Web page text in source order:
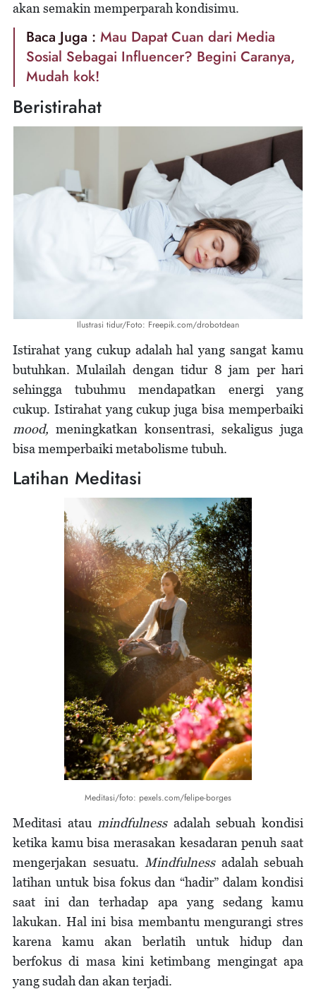
akan semakin memperparah kondisimu.
Baca Juga : Mau Dapat Cuan dari Media
Sosial Sebagai Influencer? Begini Caranya,
Mudah kok!
Beristirahat
Ilustrasi tidur/Foto: Freepik.com/drobotdean
Istirahat yang cukup adalah hal yang sangat kamu
butuhkan. Mulailah dengan tidur 8 jam per hari
sehingga tubuhmu mendapatkan energi yang
cukup. Istirahat yang cukup juga bisa memperbaiki
mood, meningkatkan konsentrasi, sekaligus juga
bisa memperbaiki metabolisme tubuh.
Latihan Meditasi
Meditasi/foto: pexels.com/felipe-borges
Meditasi atau mindfulnessadalah sebuah kondisi
ketika kamu bisa merasakan kesadaran penuh saat
mengerjakan sesuatu. Mindfulnessadalah sebuah
latihan untuk bisa fokus dan “hadir” dalam kondisi
saat ini dan terhadap apa yang sedang kamu
lakukan. Hal ini bisa membantu mengurangi stres
karena kamu akan berlatih untuk hidup dan
berfokus di masa kini ketimbang mengingat apa
yang sudah dan akan terjadi.